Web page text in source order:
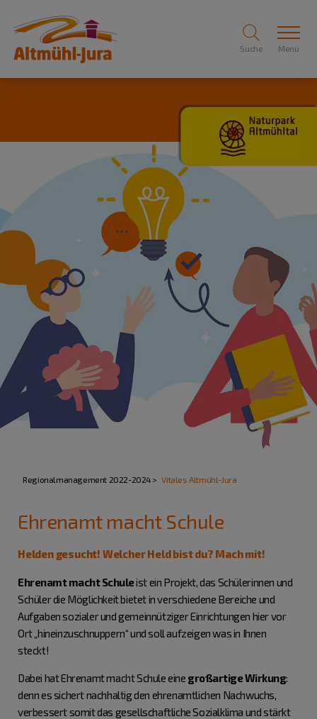
Suche Menü
Regionalmanagement 2022-2024 Vitales Altmühl-Jura
Ehrenamt macht Schule
Helden gesucht! Welcher Held bist du? Mach mit!
Ehrenamt macht Schuleist ein Projekt, das Schülerinnen und
Schüler die Möglichkeit bietet in verschiedene Bereiche und
Aufgaben sozialer und gemeinnütziger Einrichtungen hier vor
Ort „hineinzuschnuppern“ und soll aufzeigen was in Ihnen
steckt!
Dabei hat Ehrenamt macht Schule eine großartige Wirkung:
denn es sichert nachhaltig den ehrenamtlichen Nachwuchs,
verbessert somit das gesellschaftliche Sozialklima und stärkt